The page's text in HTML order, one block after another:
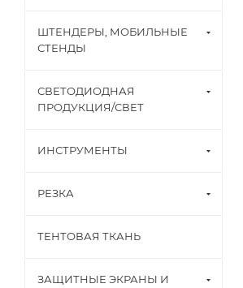
ШТЕНДЕРЫ, МОБИЛЬНЫЕ
СТЕНДЫ
СВЕТОДИОДНАЯ
ПРОДУКЦИЯ/СВЕТ
ИНСТРУМЕНТЫ
РЕЗКА
ТЕНТОВАЯ ТКАНЬ
ЗАЩИТНЫЕ ЭКРАНЫ И